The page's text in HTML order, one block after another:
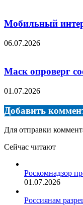
Мобильный
06.07.2026
Маск опроверг
01.07.2026
Добавить
Для отправки
Сейчас читают
Роскомнадзор
01.07.2026
Россиянам